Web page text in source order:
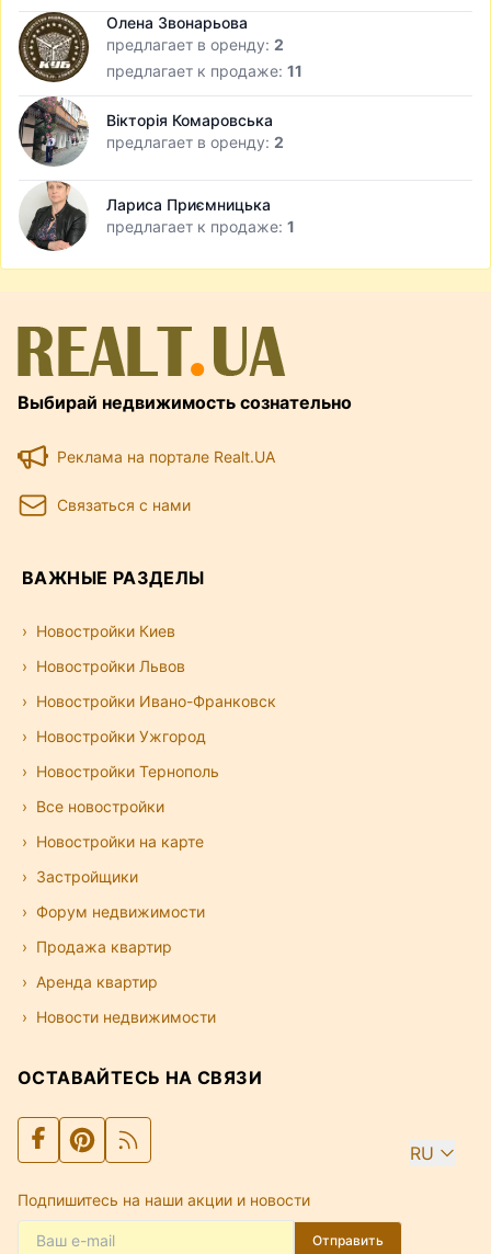
Олена Звонарьова
предлагает в оренду: 2
предлагает к продаже: 11
Вікторія Комаровська
предлагает в оренду: 2
Лариса Приємницька
предлагает к продаже: 1
Выбирай недвижимость сознательно
Реклама на портале Realt.UA
Связаться с нами
ВАЖНЫЕ РАЗДЕЛЫ
Новостройки Киев
Новостройки Львов
Новостройки Ивано-Франковск
Новостройки Ужгород
Новостройки Тернополь
Все новостройки
Новостройки на карте
Застройщики
Форум недвижимости
Продажа квартир
Аренда квартир
Новости недвижимости
ОСТАВАЙТЕСЬ НА СВЯЗИ
RU
Подпишитесь на наши акции и новости
Отправить